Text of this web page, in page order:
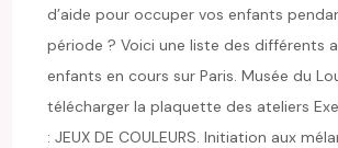
d’aide pour occuper vos enfants
période ? Voici une liste des différents
enfants en cours sur Paris. Musée du
télécharger la plaquette des ateliers
: JEUX DE COULEURS. Initiation aux